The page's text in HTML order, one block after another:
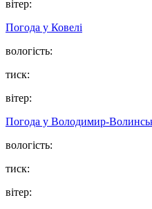
вітер:
Погода у Ковелі
вологість:
тиск:
вітер:
Погода у Володимир-
вологість:
тиск:
вітер: